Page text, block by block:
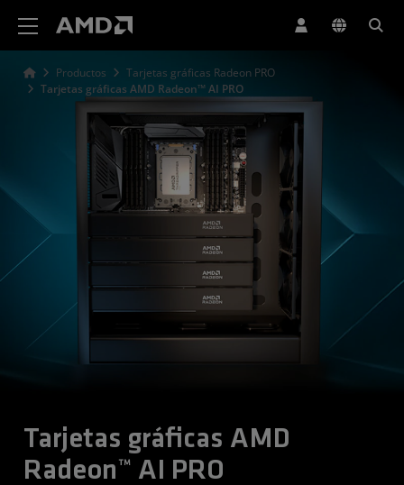
Productos
Tarjetas gráficas Radeon PRO
Tarjetas gráficas AMD Radeon™ AI PRO
Tarjetas gráficas AMD
Radeon™ AI PRO